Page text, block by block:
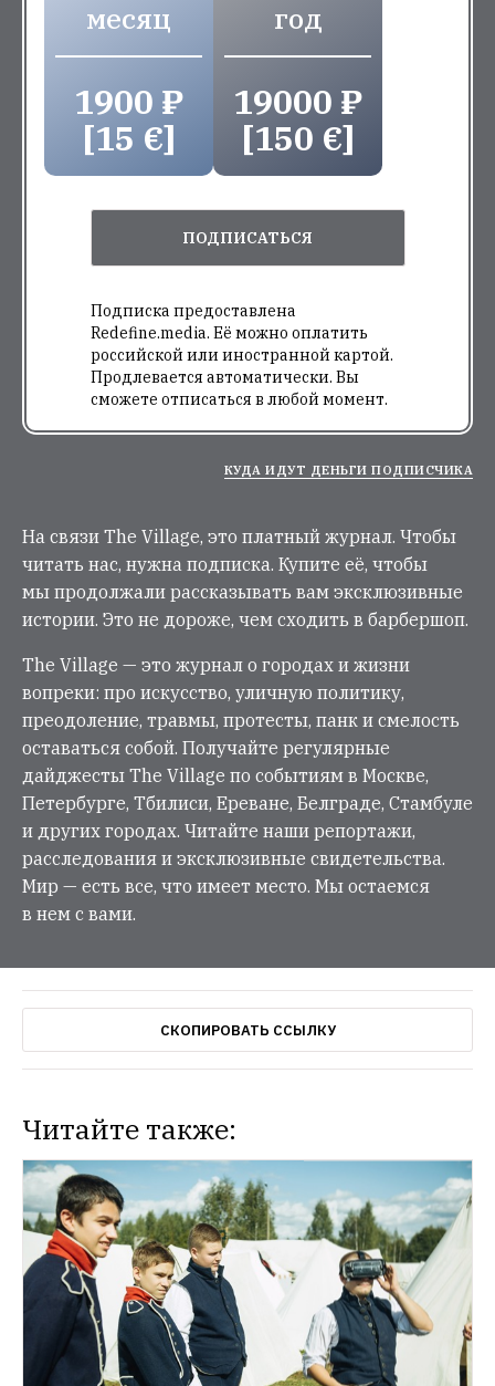
месяц
1900 ₽
[15 €]
год
19000 ₽
[150 €]
ПОДПИСАТЬСЯ
Подписка предоставлена
Redefine.media. Её можно оплатить
российской или иностранной картой.
Продлевается автоматически. Вы
сможете отписаться в любой момент.
КУДА ИДУТ ДЕНЬГИ ПОДПИСЧИКА
На связи The Village, это платный журнал. Чтобы
читать нас, нужна подписка. Купите её, чтобы
мы продолжали рассказывать вам эксклюзивные
истории. Это не дороже, чем сходить в барбершоп.
The Village — это журнал о городах и жизни
вопреки: про искусство, уличную политику,
преодоление, травмы, протесты, панк и смелость
оставаться собой. Получайте регулярные
дайджесты The Village по событиям в Москве,
Петербурге, Тбилиси, Ереване, Белграде, Стамбуле
и других городах. Читайте наши репортажи,
расследования и эксклюзивные свидетельства.
Мир — есть все, что имеет место. Мы остаемся
в нем с вами.
СКОПИРОВАТЬ ССЫЛКУ
Читайте также: